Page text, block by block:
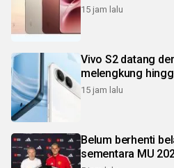
15 jam lalu
Vivo S2 datang
melengkung
15 jam lalu
Belum berhenti
sementara MU